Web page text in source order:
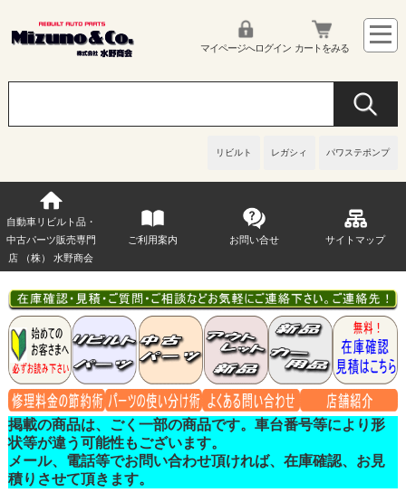
リビルト レガシィ パワステポンプ
マイページへログイン カートをみる
自動車リビルト品・
中古パーツ販売専門
店 （株） 水野商会
ご利用案内 お問い合せ サイトマップ
掲載の商品は、ごく一部の商品です。車台番号等により形
状等が違う可能性もございます。
メール、電話等でお問い合わせ頂ければ、在庫確認、お見
積りさせて頂きます。